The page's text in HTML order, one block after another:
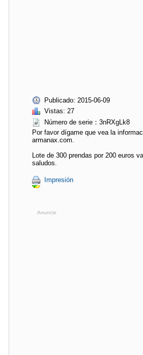
Publicado: 2015-06-09
Vistas: 27
Número de serie：3nRXgLk8
Por favor dígame que vea la
armanax.com.
Lote de 300 prendas por 200 euros
saludos.
Impresión
Anuncio